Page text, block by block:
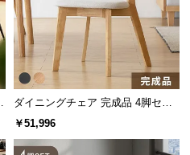
ダイニングチェア 完成品 4脚セッ
ト
￥51,996